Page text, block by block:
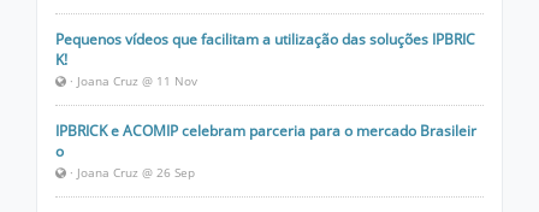
Pequenos vídeos que facilitam a utilização das soluções IPBRIC
K!
· Joana Cruz @ 11 Nov
IPBRICK e ACOMIP celebram parceria para o mercado Brasileir
o
· Joana Cruz @ 26 Sep